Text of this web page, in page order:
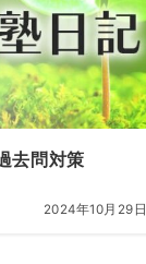
去問対策
2024年10月29日